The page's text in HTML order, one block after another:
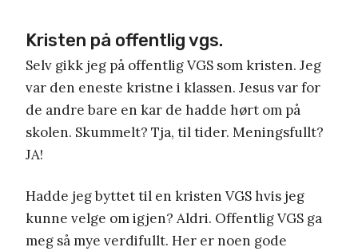
Kristen på offentlig vgs.
Selv gikk jeg på offentlig VGS som kristen. Jeg
var den eneste kristne i klassen. Jesus var for
de andre bare en kar de hadde hørt om på
skolen. Skummelt? Tja, til tider. Meningsfullt?
JA!
Hadde jeg byttet til en kristen VGS hvis jeg
kunne velge om igjen? Aldri. Offentlig VGS ga
meg så mye verdifullt. Her er noen gode